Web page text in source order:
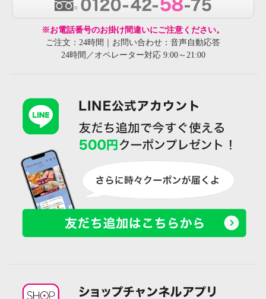
※お電話番号のお掛け間違いにご注意ください。
ご注文：24時間｜お問い合わせ：音声自動応答
24時間／オペレーター対応 9:00～21:00